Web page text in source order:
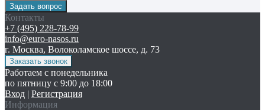
Контакты
+7 (495) 228-78-99
info@euro-nasos.ru
г. Москва, Волоколамское шоссе, д. 73
Работаем с понедельника
по пятницу с 9:00 до 18:00
Вход | Регистрация
Информация